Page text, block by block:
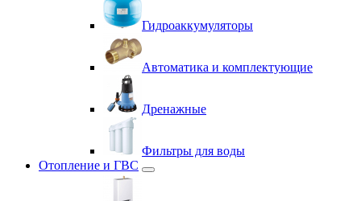
Гидроаккумуляторы
Автоматика и комплектующие
Дренажные
Фильтры для воды
Отопление и ГВС